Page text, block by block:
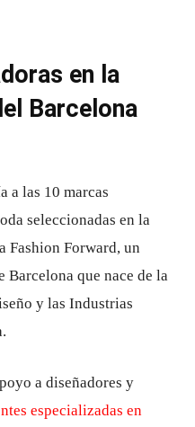
en la
Barcelona
a las 10 marcas
seleccionadas en la
Fashion Forward, un
Barcelona que nace de la
y las Industrias
a diseñadores y
especializadas en